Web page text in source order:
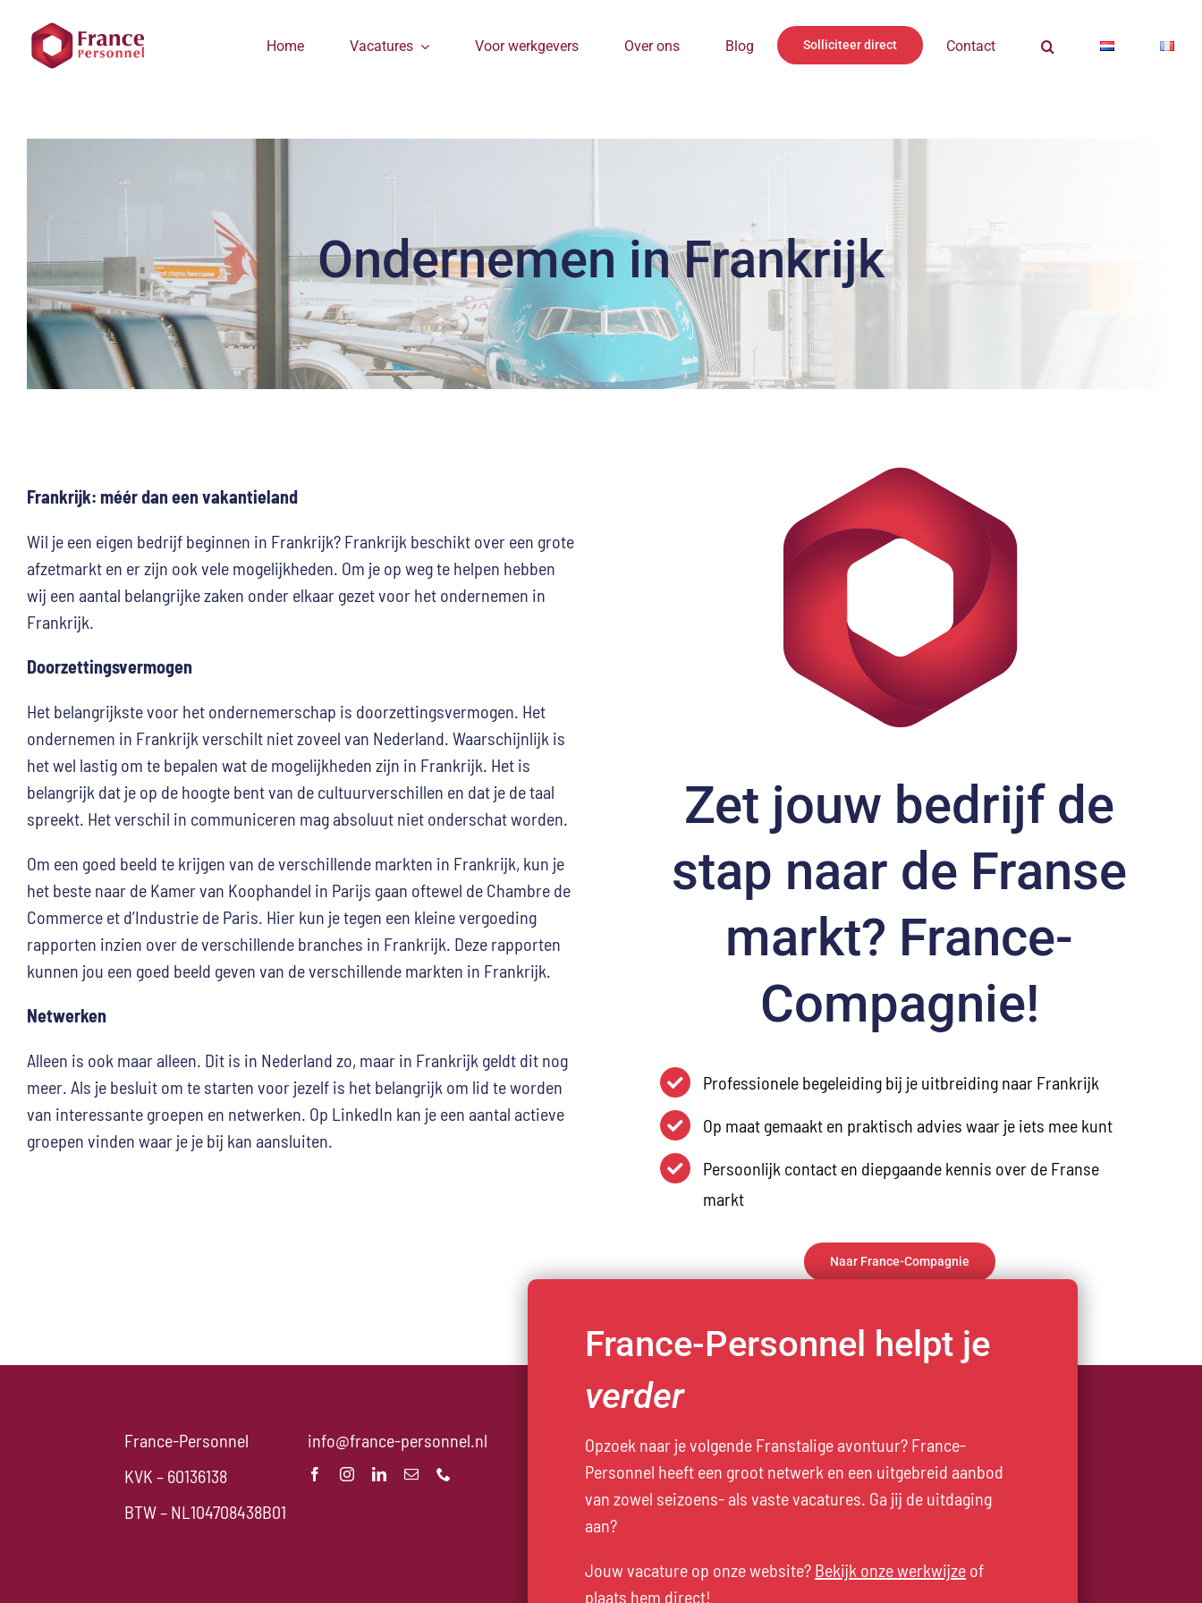
inhoud
Home Vacatures Voor werkgevers Over ons Blog Solliciteer direct Contact
Ondernemen in Frankrijk
Frankrijk: méér dan een vakantieland
Wil je een eigen bedrijf beginnen in Frankrijk? Frankrijk beschikt over een grote
afzetmarkt en er zijn ook vele mogelijkheden. Om je op weg te helpen hebben
wij een aantal belangrijke zaken onder elkaar gezet voor het ondernemen in
Frankrijk.
Doorzettingsvermogen
Het belangrijkste voor het ondernemerschap is doorzettingsvermogen. Het
ondernemen in Frankrijk verschilt niet zoveel van Nederland. Waarschijnlijk is
het wel lastig om te bepalen wat de mogelijkheden zijn in Frankrijk. Het is
belangrijk dat je op de hoogte bent van de cultuurverschillen en dat je de taal
spreekt. Het verschil in communiceren mag absoluut niet onderschat worden.
Om een goed beeld te krijgen van de verschillende markten in Frankrijk, kun je
het beste naar de Kamer van Koophandel in Parijs gaan oftewel de Chambre de
Commerce et d’Industrie de Paris. Hier kun je tegen een kleine vergoeding
rapporten inzien over de verschillende branches in Frankrijk. Deze rapporten
kunnen jou een goed beeld geven van de verschillende markten in Frankrijk.
Netwerken
Alleen is ook maar alleen. Dit is in Nederland zo, maar in Frankrijk geldt dit nog
meer. Als je besluit om te starten voor jezelf is het belangrijk om lid te worden
van interessante groepen en netwerken. Op LinkedIn kan je een aantal actieve
groepen vinden waar je je bij kan aansluiten.
Zet jouw bedrijf de
stap naar de Franse
markt? France-
Compagnie!
Professionele begeleiding bij je uitbreiding naar Frankrijk
Op maat gemaakt en praktisch advies waar je iets mee kunt
Persoonlijk contact en diepgaande kennis over de Franse
markt
Naar France-Compagnie
France-Personnel
KVK – 60136138
BTW – NL104708438B01
info@france-personnel.nl
France-Personnel helpt je
verder
Opzoek naar je volgende Franstalige avontuur? France-
Personnel heeft een groot netwerk en een uitgebreid aanbod
van zowel seizoens- als vaste vacatures. Ga jij de uitdaging
aan?
Jouw vacature op onze website? Bekijk onze werkwijzeof
plaats hem direct!